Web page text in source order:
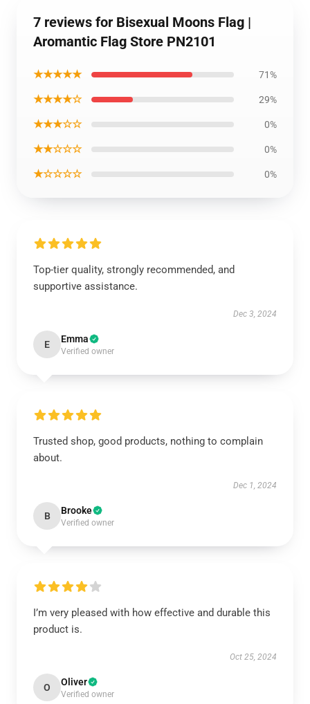
7 reviews for Bisexual Moons Flag |
Aromantic Flag Store PN2101
★★★★★ 71%
★★★★☆ 29%
★★★☆☆ 0%
★★☆☆☆ 0%
★☆☆☆☆ 0%
Top-tier quality, strongly recommended, and
supportive assistance.
Dec 3, 2024
E Emma
Verified owner
Trusted shop, good products, nothing to complain
about.
Dec 1, 2024
B Brooke
Verified owner
I’m very pleased with how effective and durable this
product is.
Oct 25, 2024
O Oliver
Verified owner